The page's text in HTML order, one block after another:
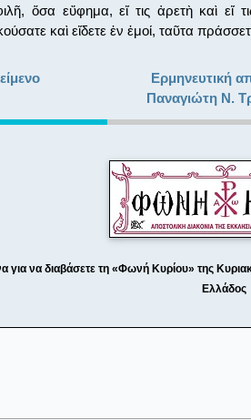
ὅσα εὔφημα, εἴ τις ἀρετὴ καὶ εἴ
καὶ εἴδετε ἐν ἐμοί, ταῦτα
Ερμηνευτική
Παναγιώτη Ν.
για να διαβάσετε τη «Φωνή Κυρίου» της
Ελλάδος